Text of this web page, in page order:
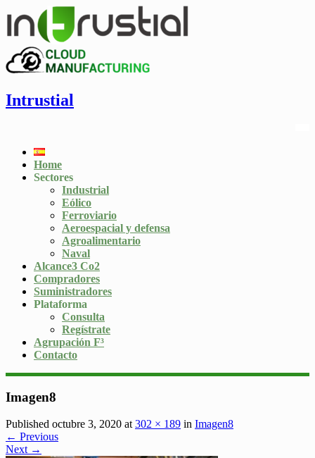
Intrustial
Home
Sectores
Industrial
Eólico
Ferroviario
Aeroespacial y defensa
Agroalimentario
Naval
Alcance3 Co2
Compradores
Suministradores
Plataforma
Consulta
Regístrate
Agrupación F³
Contacto
Imagen8
Published octubre 3, 2020 at 302 × 189 in Imagen8
← Previous
Next →